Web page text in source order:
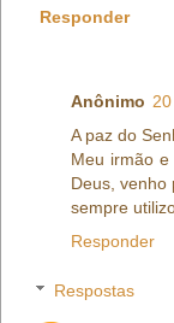
Responder
Anônimo
A paz do
Meu irmão
Deus, venho
sempre
Responder
Respostas